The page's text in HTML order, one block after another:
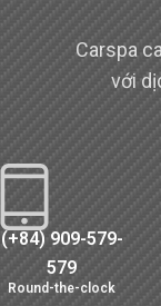
Carspa
với
(+84) 909-579-
579
Round-the-clock